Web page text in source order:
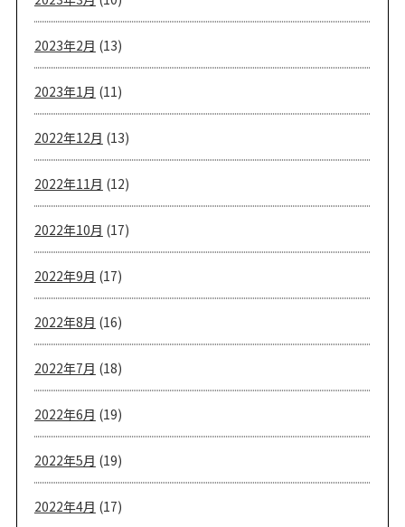
2023年2月 (13)
2023年1月 (11)
2022年12月 (13)
2022年11月 (12)
2022年10月 (17)
2022年9月 (17)
2022年8月 (16)
2022年7月 (18)
2022年6月 (19)
2022年5月 (19)
2022年4月 (17)